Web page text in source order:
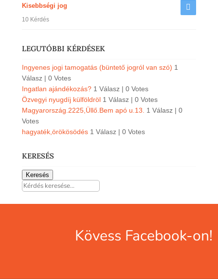
Kisebbségi jog
10 Kérdés
LEGUTÓBBI KÉRDÉSEK
Ingyenes jogi tamogatás (büntető jogról van szó) 1
Válasz | 0 Votes
Ingatlan ajándékozás? 1 Válasz | 0 Votes
Özvegyi nyugdíj külföldröl 1 Válasz | 0 Votes
Magyarország.2225,Üllő.Bem apó u.13.
1 Válasz | 0
Votes
hagyaték,örökösödés 1 Válasz | 0 Votes
KERESÉS
Keresés
Kövess Facebook-on!